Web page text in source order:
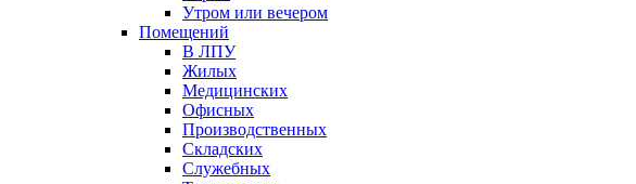
Утром или вечером
Помещений
В ЛПУ
Жилых
Медицинских
Офисных
Производственных
Складских
Служебных